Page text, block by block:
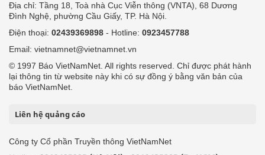
Địa chỉ: Tầng 18, Toà nhà Cục Viễn thông (VNTA), 68 Dương
Đình Nghệ, phường Cầu Giấy, TP. Hà Nội.
Điện thoại: 02439369898 - Hotline: 0923457788
Email: vietnamnet@vietnamnet.vn
© 1997 Báo VietNamNet. All rights reserved. Chỉ được phát hành
lại thông tin từ website này khi có sự đồng ý bằng văn bản của
báo VietNamNet.
Liên hệ quảng cáo
Công ty Cổ phần Truyền thông VietNamNet